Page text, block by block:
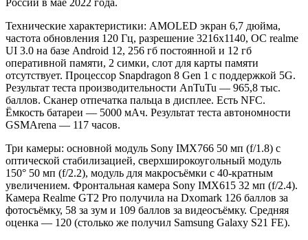
России в мае 2022 года.
Технические характеристики: AMOLED экран 6,7 дюйма,
частота обновления 120 Гц, разрешение 3216х1140, ОС realme
UI 3.0 на базе Android 12, 256 гб постоянной и 12 гб
оперативной памяти, 2 симки, слот для карты памяти
отсутствует. Процессор Snapdragon 8 Gen 1 с поддержкой 5G.
Результат теста производительности AnTuTu — 965,8 тыс.
баллов. Сканер отпечатка пальца в дисплее. Есть NFC.
Ёмкость батареи — 5000 мАч. Результат теста автономности
GSMArena — 117 часов.
Три камеры: основной модуль Sony IMX766 50 мп (f/1.8) с
оптической стабилизацией, сверхширокоугольный модуль
150° 50 мп (f/2.2), модуль для макросъёмки с 40-кратным
увеличением. Фронтальная камера Sony IMX615 32 мп (f/2.4).
Камера Realme GT2 Pro получила на Dxomark 126 баллов за
фотосъёмку, 58 за зум и 109 баллов за видеосъёмку. Средняя
оценка — 120 (столько же получил Samsung Galaxy S21 FE).